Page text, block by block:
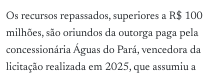
Os recursos repassados, superiores a R$ 100
milhões, são oriundos da outorga paga pela
concessionária Águas do Pará, vencedora da
licitação realizada em 2025, que assumiu a